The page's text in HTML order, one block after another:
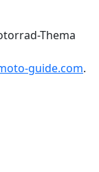
Thema
guide.com.